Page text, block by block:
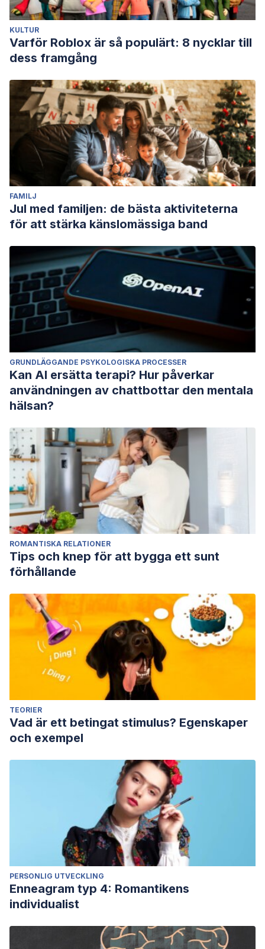
personality and social psychology,101(1), 185–201.
https://doi.org/10.1037/a0023781
Grapsas, S., Brummelman, E., Back, M. D., & Denissen, J.
(2020). The “Why” and “How” of Narcissism: A Process
Model of Narcissistic Status Pursuit.Perspectives on
psychological science : a journal of the Association for
Psychological Science,15(1), 150–172.
https://doi.org/10.1177/1745691619873350
Rose, A. B., & Stern, T. A. (2015). Narcissistic Patients:
Understanding and Managing Feelings and Behaviors.The
primary care companion for CNS disorders,17(4),
10.4088/PCC.15f01823.
https://doi.org/10.4088/PCC.15f01823
KULTUR
Varför Roblox är så populärt: 8 nycklar till
dess framgång
FAMILJ
Jul med familjen: de bästa aktiviteterna
för att stärka känslomässiga band
GRUNDLÄGGANDE PSYKOLOGISKA PROCESSER
Kan AI ersätta terapi? Hur påverkar
användningen av chattbottar den mentala
hälsan?
ROMANTISKA RELATIONER
Tips och knep för att bygga ett sunt
förhållande
TEORIER
Vad är ett betingat stimulus? Egenskaper
och exempel
PERSONLIG UTVECKLING
Enneagram typ 4: Romantikens
individualist